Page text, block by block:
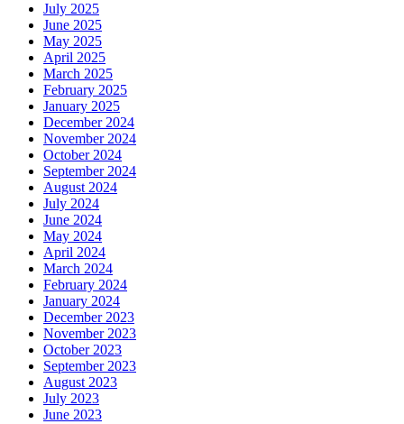
July 2025
June 2025
May 2025
April 2025
March 2025
February 2025
January 2025
December 2024
November 2024
October 2024
September 2024
August 2024
July 2024
June 2024
May 2024
April 2024
March 2024
February 2024
January 2024
December 2023
November 2023
October 2023
September 2023
August 2023
July 2023
June 2023